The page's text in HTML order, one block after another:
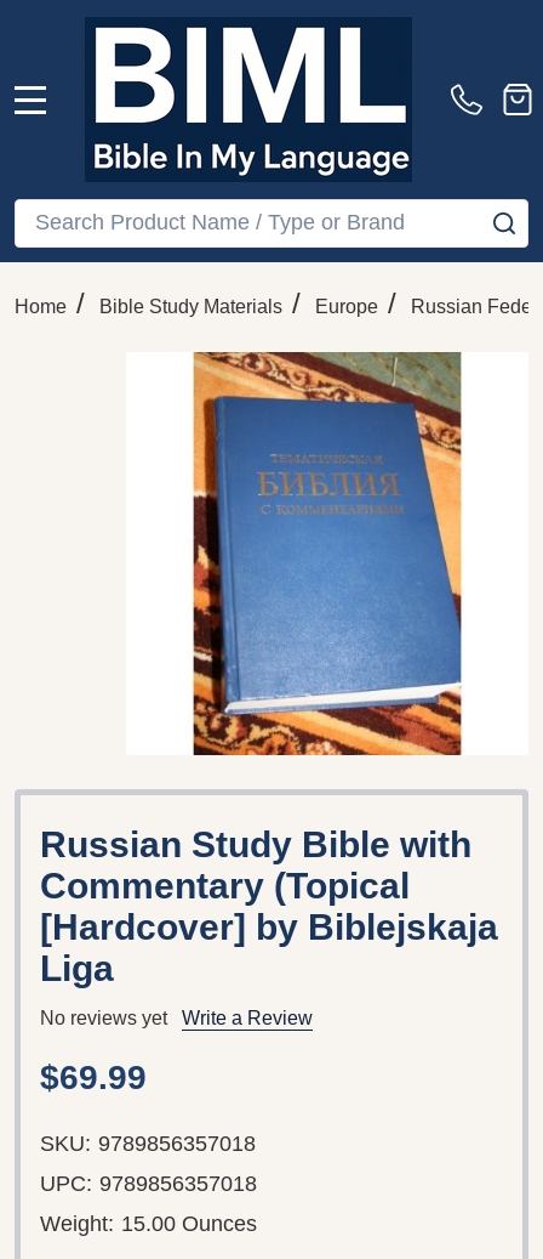
Search
Home / Bible Study Materials / Europe / Russian
Russian Study Bible with
Commentary (Topical
[Hardcover] by Biblejskaja
Liga
No reviews yet Write a Review
$69.99
SKU: 9789856357018
UPC: 9789856357018
Weight: 15.00 Ounces